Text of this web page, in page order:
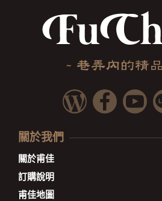
關於我們
關於甫佳
訂購說明
甫佳地圖